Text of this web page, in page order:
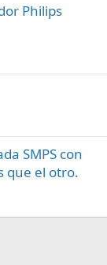
Philips
SMPS con
que el otro.